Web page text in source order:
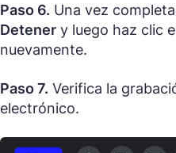
Paso 6. Una vez
Detener y luego haz clic
nuevamente.
Paso 7. Verifica la
electrónico.